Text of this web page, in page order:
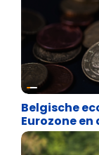
Belgische
Eurozone